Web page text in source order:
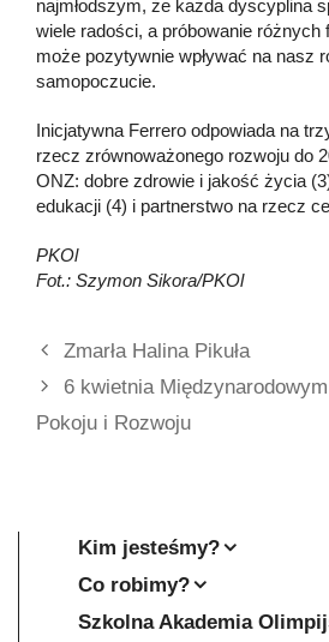
najmłodszym, że każda dyscyplina
wiele radości, a próbowanie różnych
może pozytywnie wpływać na nasz
samopoczucie.
Inicjatywna Ferrero odpowiada na
rzecz zrównoważonego rozwoju do
ONZ: dobre zdrowie i jakość życia
edukacji (4) i partnerstwo na rzecz
PKOl
Fot.: Szymon Sikora/PKOl
Zmarła Halina Pikuła
6 kwietnia
Pokoju i Rozwoju
Kim jesteśmy?
Co robimy?
Szkolna Akademia